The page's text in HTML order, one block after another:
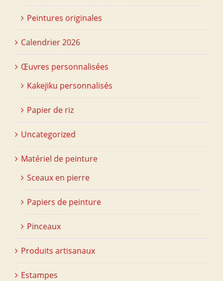
Peintures originales
Calendrier 2026
Œuvres personnalisées
Kakejiku personnalisés
Papier de riz
Uncategorized
Matériel de peinture
Sceaux en pierre
Papiers de peinture
Pinceaux
Produits artisanaux
Estampes